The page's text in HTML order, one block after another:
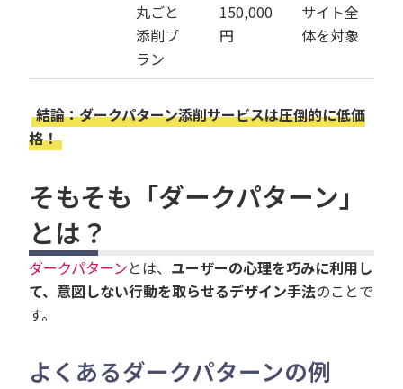
丸ごと
添削プ
ラン
150,000
円
サイト全
体を対象
結論：ダークパターン添削サービスは圧倒的に低価
格！
そもそも「ダークパターン」
とは？
ダークパターンとは、 ユーザーの心理を巧みに利用し
て、意図しない行動を取らせるデザイン手法のことで
す。
よくあるダークパターンの例